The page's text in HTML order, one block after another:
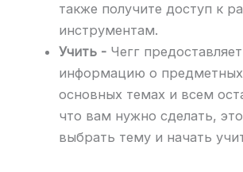
также получите доступ к
инструментам.
Учить - Чегг
информацию о
основных темах и всем
что вам нужно сделать,
выбрать тему и начать